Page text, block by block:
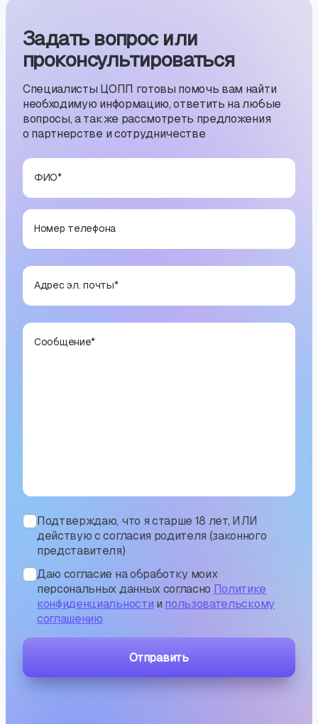
Задать вопрос или
проконсуль­тиро­ваться
Специалисты ЦОПП готовы помочь вам найти
необходимую информацию, ответить на любые
вопросы, а также рассмотреть предложения
о партнерстве и сотрудничестве
ФИО*
Номер телефона
Адрес эл. почты*
Сообщение*
Подтверждаю, что я старше 18 лет, ИЛИ
действую с согласия родителя (законного
представителя)
Даю согласие на обработку моих
персональных данных согласно Политике
конфиденциальности и пользовательскому
соглашению
Отправить